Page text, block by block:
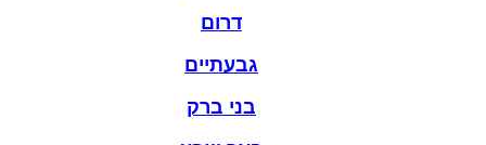
דרום
גבעתיים
בני ברק